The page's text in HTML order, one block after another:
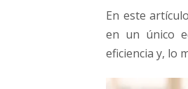
t
e
g
a
En este
en un único
eficiencia y, lo